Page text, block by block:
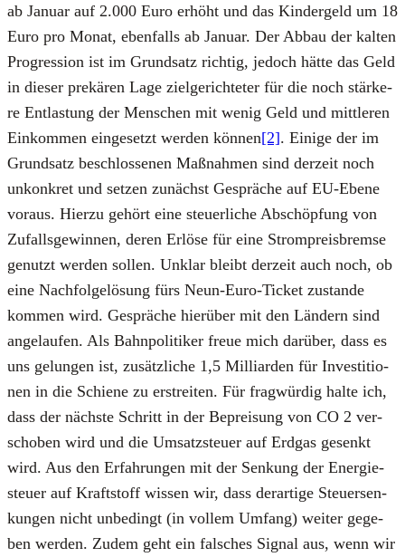
ab Janu­ar auf 2.000 Euro erhöht und das Kin­der­geld um 18
Euro pro Monat, eben­falls ab Janu­ar. Der Abbau der kal­ten
Pro­gres­si­on ist im Grund­satz rich­tig, jedoch hät­te das Geld
in die­ser pre­kä­ren Lage ziel­ge­rich­te­ter für die noch stär­ke­
re Ent­las­tung der Men­schen mit wenig Geld und mitt­le­ren
Ein­kom­men ein­ge­setzt wer­den kön­nen[2]. Eini­ge der im
Grund­satz beschlos­se­nen Maß­nah­men sind der­zeit noch
unkon­kret und set­zen zunächst Gesprä­che auf EU-Ebe­ne
vor­aus. Hier­zu gehört eine steu­er­li­che Abschöp­fung von
Zufalls­ge­win­nen, deren Erlö­se für eine Strom­preis­brem­se
genutzt wer­den sol­len. Unklar bleibt der­zeit auch noch, ob
eine Nach­fol­ge­lö­sung fürs Neun-Euro-Ticket zustan­de
kom­men wird. Gesprä­che hier­über mit den Län­dern sind
ange­lau­fen. Als Bahn­po­li­ti­ker freue mich dar­über, dass es
uns gelun­gen ist, zusätz­li­che 1,5 Mil­li­ar­den für Inves­ti­tio­
nen in die Schie­ne zu erstrei­ten. Für frag­wür­dig hal­te ich,
dass der nächs­te Schritt in der Beprei­sung von CO 2 ver­
scho­ben wird und die Umsatz­steu­er auf Erd­gas gesenkt
wird. Aus den Erfah­run­gen mit der Sen­kung der Ener­gie­
steu­er auf Kraft­stoff wis­sen wir, dass der­ar­ti­ge Steu­er­sen­
kun­gen nicht unbe­dingt (in vol­lem Umfang) wei­ter gege­
ben wer­den. Zudem geht ein fal­sches Signal aus, wenn wir